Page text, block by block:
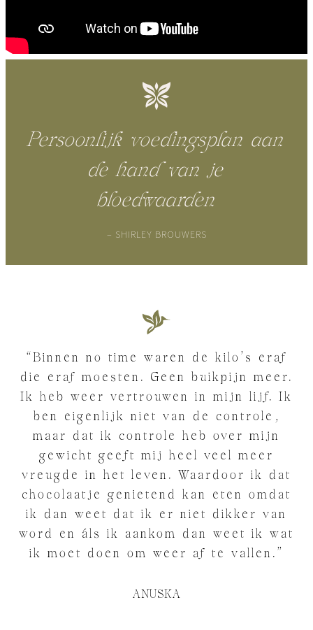
Persoonlijk voedingsplan aan
de hand van je
bloedwaarden
– SHIRLEY BROUWERS
“Binnen no time waren de kilo’s eraf
die eraf moesten. Geen buikpijn meer.
Ik heb weer vertrouwen in mijn lijf. Ik
ben eigenlijk niet van de controle,
maar dat ik controle heb over mijn
gewicht geeft mij heel veel meer
vreugde in het leven. Waardoor ik dat
chocolaatje genietend kan eten omdat
ik dan weet dat ik er niet dikker van
word en áls ik aankom dan weet ik wat
ik moet doen om weer af te vallen.”
ANUSKA